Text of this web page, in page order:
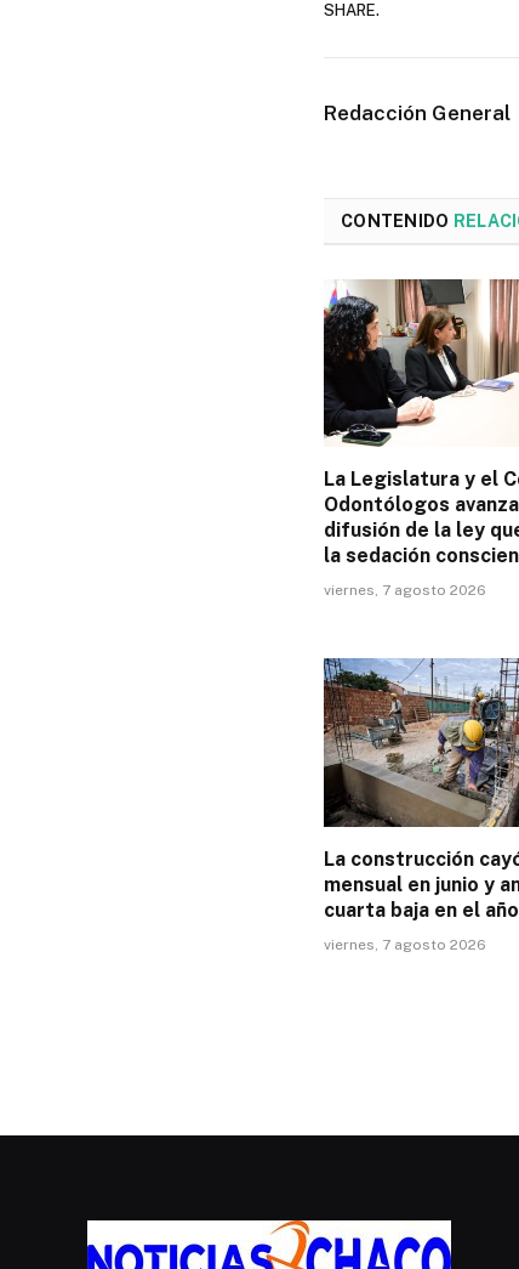
SHARE.
Redacción General
CONTENIDO
La Legislatura y el
Odontólogos
difusión de la ley
la sedación
viernes, 7 agosto 2026
La construcción
mensual en junio y
cuarta baja en el año
viernes, 7 agosto 2026